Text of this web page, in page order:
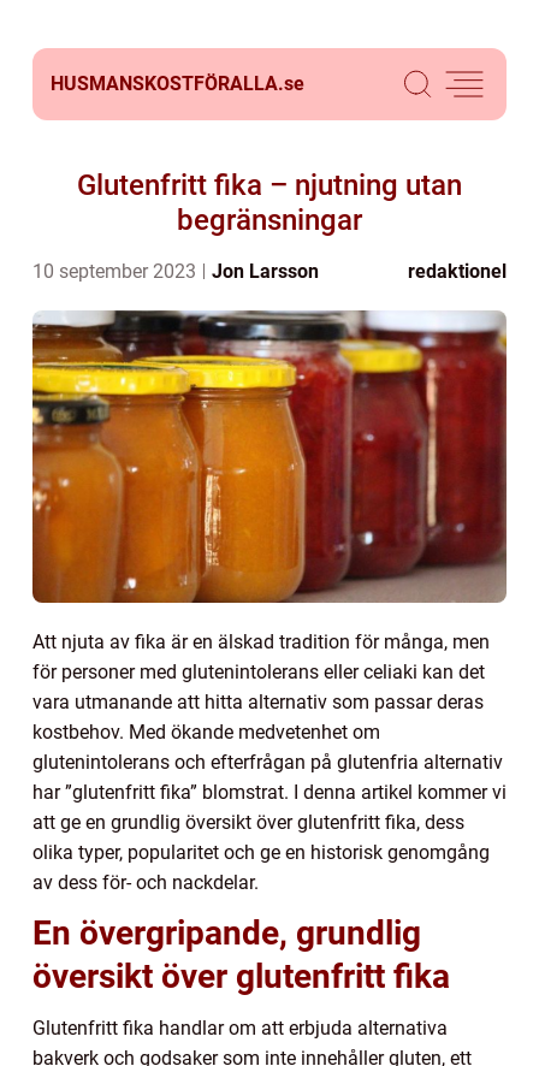
HUSMANSKOSTFÖRALLA.se
Glutenfritt fika – njutning utan
begränsningar
10 september 2023 Jon Larsson redaktionel
Att njuta av fika är en älskad tradition för många, men
för personer med glutenintolerans eller celiaki kan det
vara utmanande att hitta alternativ som passar deras
kostbehov. Med ökande medvetenhet om
glutenintolerans och efterfrågan på glutenfria alternativ
har ”glutenfritt fika” blomstrat. I denna artikel kommer vi
att ge en grundlig översikt över glutenfritt fika, dess
olika typer, popularitet och ge en historisk genomgång
av dess för- och nackdelar.
En övergripande, grundlig
översikt över glutenfritt fika
Glutenfritt fika handlar om att erbjuda alternativa
bakverk och godsaker som inte innehåller gluten, ett